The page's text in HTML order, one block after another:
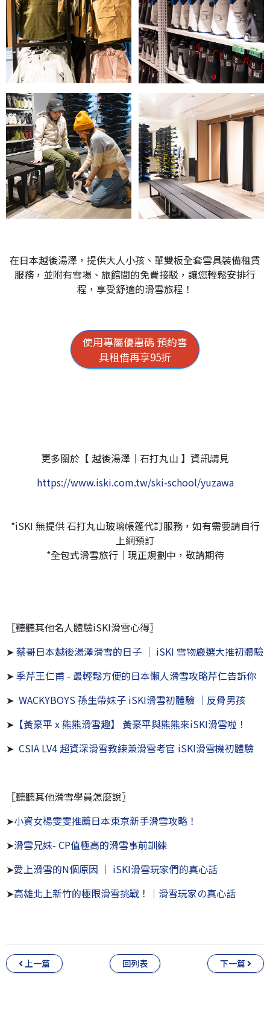
在日本越後湯澤，提供大人小孩、單雙板全套雪具裝備租賃
服務，並附有雪場、旅館間的免費接駁，讓您輕鬆安排行
程，享受舒適的滑雪旅程！
使用專屬優惠碼 預約雪
具租借再享95折
更多關於【 越後湯澤｜石打丸山 】資訊請見
https://www.iski.com.tw/ski-school/yuzawa
*iSKI 無提供 石打丸山玻璃帳篷代訂服務，如有需要請自行
上網預訂
*全包式滑雪旅行｜現正規劃中，敬請期待
〖聽聽其他名人體驗iSKI滑雪心得〗
➤ 蔡哥日本越後湯澤滑雪的日子 │ iSKI 雪物嚴選大推初體驗
➤ 季芹王仁甫 - 最輕鬆方便的日本懶人滑雪攻略芹仁告訴你
➤ WACKYBOYS 孫生帶妹子 iSKI滑雪初體驗 │反骨男孩
➤ 【黃豪平 x 熊熊滑雪趣】 黃豪平與熊熊來iSKI滑雪啦！
➤ CSIA LV4 超資深滑雪教練兼滑雪考官 iSKI滑雪機初體驗
〖聽聽其他滑雪學員怎麼說〗
➤小資女楊雯雯推薦日本東京新手滑雪攻略！
➤滑雪兄妹- CP值極高的滑雪事前訓練
➤愛上滑雪的N個原因 ｜ iSKI滑雪玩家們的真心話
➤高雄北上新竹的極限滑雪挑戰！｜滑雪玩家の真心話
上一篇 回列表 下一篇